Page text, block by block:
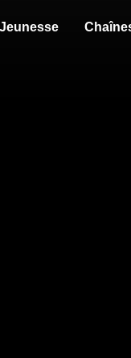
Jeunesse